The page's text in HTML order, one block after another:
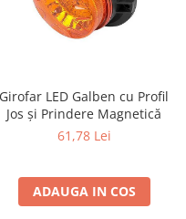
Girofar LED Galben cu Profil
Jos și Prindere Magnetică
61,78 Lei
ADAUGA IN COS